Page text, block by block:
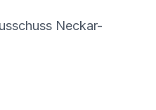
Neckar-